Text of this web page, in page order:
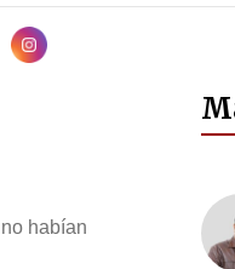
habían